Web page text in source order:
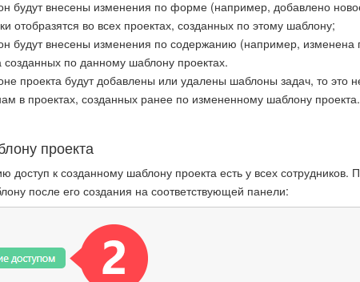
будут внесены изменения по форме (например, добавлено
отобразятся во всех проектах, созданных по этому шаблону;
будут внесены изменения по содержанию (например, изменена
созданных по данному шаблону проектах.
проекта будут добавлены или удалены шаблоны задач, то это
в проектах, созданных ранее по измененному шаблону проекта.
проекта
доступ к созданному шаблону проекта есть у всех
после его создания на соответствующей панели: